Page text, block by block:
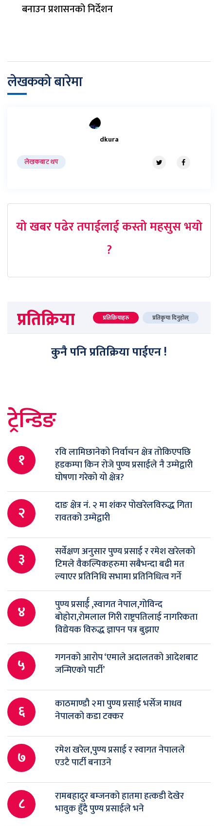
बनाउन प्रशासनको निर्देशन
लेखकको बारेमा
dkura
लेखकबाट थप
यो खबर पढेर तपाईलाई कस्तो महसुस भयो
?
प्रतिक्रिया प्रतिक्रियाहरु प्रतिकृया दिनुहोस्
कुनै पनि प्रतिक्रिया पाईएन !
ट्रेन्डिङ
१
रवि लामिछानेको निर्वाचन क्षेत्र तोकिएपछि
हडकम्पा किन रोजे पुण्य प्रसाईले नै उम्मेद्वारी
घोषणा गरेको यो क्षेत्र?
२
दाङ क्षेत्र नं. २ मा शंकर पोखरेलविरुद्ध गिता
रावतको उम्मेद्वारी
३
सर्वेक्षण अनुसार पुण्य प्रसाई र रमेश खरेलको
टिमले वैकल्पिकहरुमा सबैभन्दा बढी मत
ल्याएर प्रतिनिधि सभामा प्रतिनिधित्व गर्ने
४
पुण्य प्रसार्ई ,स्वागत नेपाल,गोविन्द
बोहोरा,रोमलाल गिरी राष्ट्रपतिलाई नागरिकता
विद्येयक विरुद्ध ज्ञापन पत्र बुझाए
५
गगनको आरोप ‘एमाले अदालतको आदेशबाट
जन्मिएको पार्टी’
६
काठमाण्डौ २मा पुण्य प्रसाई भर्सेज माधव
नेपालको कडा टक्कर
७
रमेश खरेल,पुण्य प्रसाई र स्वागत नेपालले
एउटै पार्टी बनाउने
८
रामबहादुर बम्जनको हातमा हत्कडी देखेर
भावुक हुँदै पुण्य प्रसाईले भने